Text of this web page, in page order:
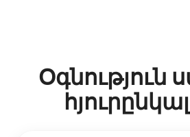
Օգնություն